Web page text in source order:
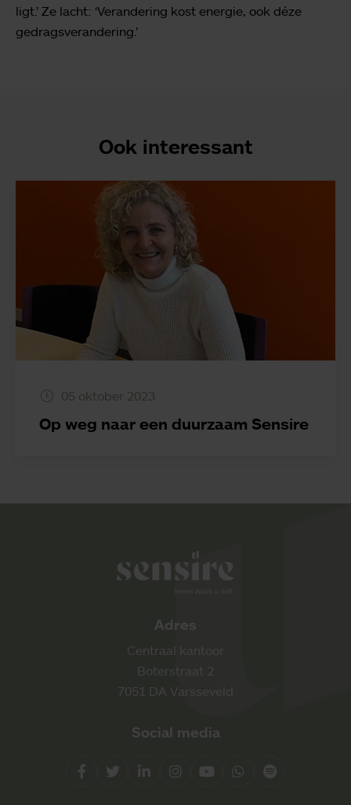
ligt.’ Ze lacht: ‘Verandering kost energie, ook déze
gedragsverandering.’
Ook interessant
05 oktober 2023
Op weg naar een duurzaam Sensire
Adres
Centraal kantoor
Boterstraat 2
7051 DA Varsseveld
Social media
FacebookTwitterLinkedInInstagram
YouTubeWhatsapp
Spotify